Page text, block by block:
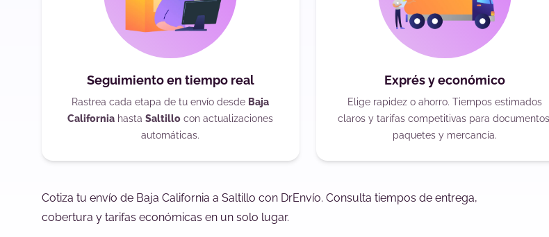
Seguimiento en tiempo real
Rastrea cada etapa de tu envío desde Baja
California hastaSaltillo con actualizaciones
automáticas.
Exprés y económico
Elige rapidez o ahorro. Tiempos estimados
claros y tarifas competitivas para
paquetes y mercancía.
Cotiza tu envío de Baja California a Saltillo con DrEnvío. Consulta tiempos de entrega,
cobertura y tarifas económicas en un solo lugar.